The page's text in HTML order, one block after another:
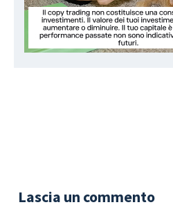
Lascia un commento